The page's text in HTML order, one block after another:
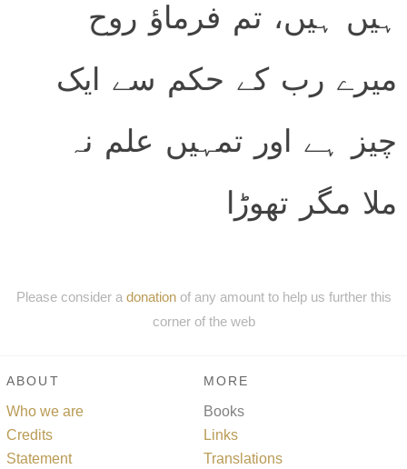
ہیں ہیں، تم فرماؤ روح
میرے رب کے حکم سے ایک
چیز ہے اور تمہیں علم نہ
ملا مگر تھوڑا
Please consider a donationof any amount to help us further this
corner of the web
ABOUT
Who we are
Credits
Statement
MORE
Books
Links
Translations